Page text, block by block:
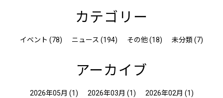
カテゴリー
イベント (78) ニュース (194) その他 (18) 未分類 (7)
アーカイブ
2026年05月 (1) 2026年03月 (1) 2026年02月 (1)